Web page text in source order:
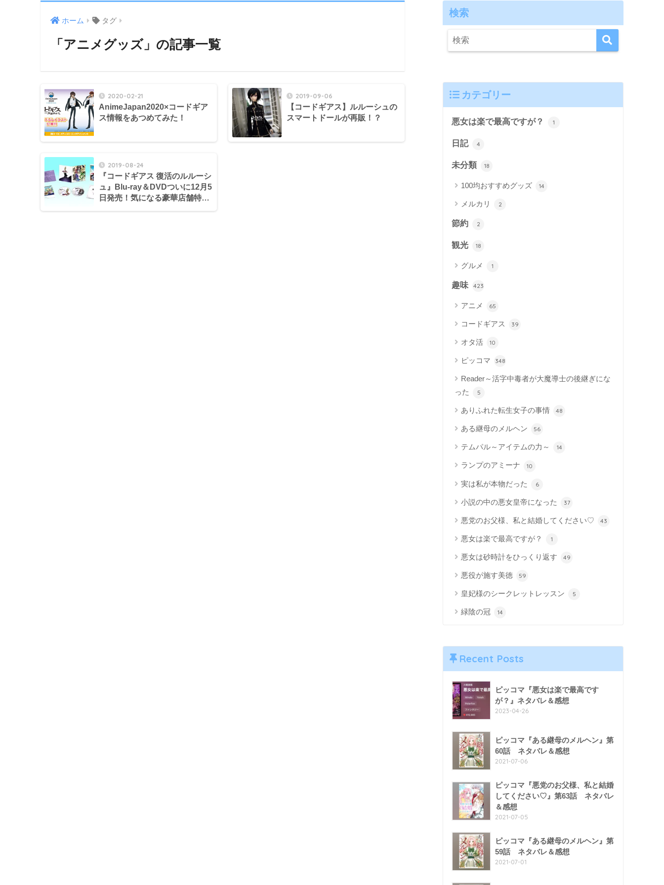
ホーム タグ
「アニメグッズ」の記事一覧
2020-02-21
AnimeJapan2020×コードギア
ス情報をあつめてみた！
2019-09-06
【コードギアス】ルルーシュの
スマートドールが再販！？
2019-08-24
『コードギアス 復活のルルーシ
ュ』Blu-ray＆DVDついに12月5
日発売！気になる豪華店舗特典
検索
カテゴリー
悪女は楽で最高ですが？ 1
日記 4
未分類 18
100均おすすめグッズ 14
メルカリ 2
節約 2
観光 18
グルメ 1
趣味 423
アニメ 65
コードギアス 39
オタ活 10
ピッコマ 348
Reader～活字中毒者が大魔導士の後継ぎにな
った
5
ありふれた転生女子の事情 48
ある継母のメルヘン 56
テムパル～アイテムの力～ 14
ランプのアミーナ 10
実は私が本物だった 6
小説の中の悪女皇帝になった 37
悪党のお父様、私と結婚してください♡ 43
悪女は楽で最高ですが？ 1
悪女は砂時計をひっくり返す 49
悪役が施す美徳 59
皇妃様のシークレットレッスン 5
緑陰の冠 14
Recent Posts
ピッコマ『悪女は楽で最高です
が？』ネタバレ＆感想
2023-04-26
ピッコマ『ある継母のメルヘン』第
60話 ネタバレ＆感想
2021-07-06
ピッコマ『悪党のお父様、私と結婚
してください♡』第63話 ネタバレ
＆感想
2021-07-05
ピッコマ『ある継母のメルヘン』第
59話 ネタバレ＆感想
2021-07-01